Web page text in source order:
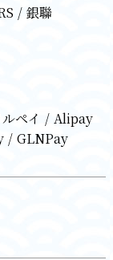
銀聯
ペイ
Alipay
GLNPay